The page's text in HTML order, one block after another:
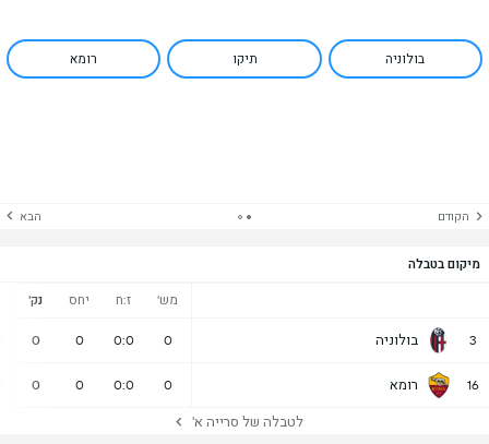
בולוניה תיקו רומא
הקודם הבא
מיקום בטבלה
מש' ז:ח יחס נק'
3 בולוניה 0
0:0
0
0
16 רומא 0
0:0
0
0
לטבלה של סרייה א'